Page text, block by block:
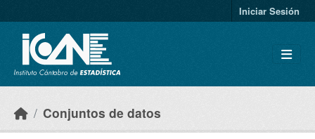
Iniciar Sesión
Conjuntos de datos